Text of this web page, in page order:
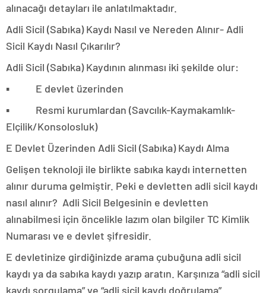
alınacağı detayları ile anlatılmaktadır.
Adli Sicil (Sabıka) Kaydı Nasıl ve Nereden Alınır- Adli
Sicil Kaydı Nasıl Çıkarılır?
Adli Sicil (Sabıka) Kaydının alınması iki şekilde olur:
▪ E devlet üzerinden
▪ Resmi kurumlardan (Savcılık-Kaymakamlık-
Elçilik/Konsolosluk)
E Devlet Üzerinden Adli Sicil (Sabıka) Kaydı Alma
Gelişen teknoloji ile birlikte sabıka kaydı internetten
alınır duruma gelmiştir. Peki e devletten adli sicil kaydı
nasıl alınır? Adli Sicil Belgesinin e devletten
alınabilmesi için öncelikle lazım olan bilgiler TC Kimlik
Numarası ve e devlet şifresidir.
E devletinize girdiğinizde arama çubuğuna adli sicil
kaydı ya da sabıka kaydı yazıp aratın. Karşınıza “adli sicil
kaydı sorgulama” ve “adli sicil kaydı doğrulama”